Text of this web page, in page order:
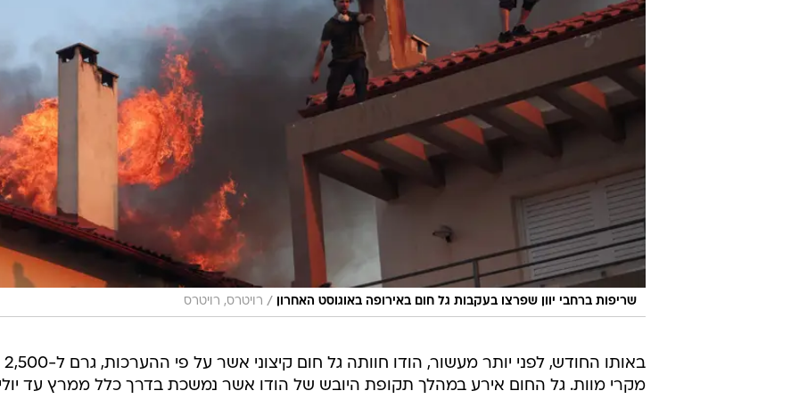
שריפות ברחבי יוון שפרצו בעקבות גל חום באירופה באוגוסט האחרון / רויטרס, רויטרס
באותו החודש, לפני יותר מעשור, הודו חוותה גל חום קיצוני אשר על פי ההערכות, גרם ל-2,500
מקרי מוות. גל החום אירע במהלך תקופת היובש של הודו אשר נמשכת בדרך כלל ממרץ עד